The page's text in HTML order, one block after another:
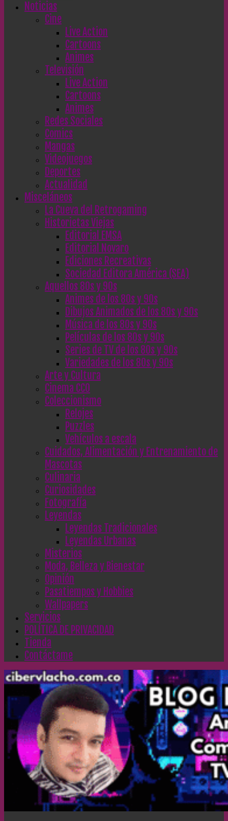
Noticias
Cine
Live Action
Cartoons
Animes
Televisión
Live Action
Cartoons
Animes
Redes Sociales
Comics
Mangas
Videojuegos
Deportes
Actualidad
Misceláneos
La Cueva del Retrogaming
Historietas Viejas
Editorial EMSA
Editorial Novaro
Ediciones Recreativas
Sociedad Editora América (SEA)
Aquellos 80s y 90s
Animes de los 80s y 90s
Dibujos Animados de los 80s y 90s
Música de los 80s y 90s
Películas de los 80s y 90s
Series de TV de los 80s y 90s
Variedades de los 80s y 90s
Arte y Cultura
Cinema CC0
Coleccionismo
Relojes
Puzzles
Vehículos a escala
Cuidados, Alimentación y Entrenamiento de
Mascotas
Culinaria
Curiosidades
Fotografía
Leyendas
Leyendas Tradicionales
Leyendas Urbanas
Misterios
Moda, Belleza y Bienestar
Opinión
Pasatiempos y Hobbies
Wallpapers
Servicios
POLÍTICA DE PRIVACIDAD
Tienda
Contáctame